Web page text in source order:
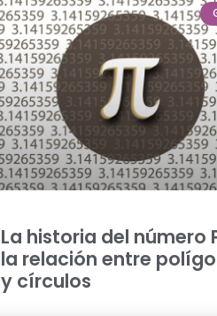
La historia del número
la relación entre
y círculos